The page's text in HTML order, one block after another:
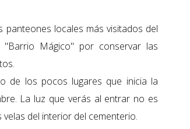
locales más visitados del
"Barrio Mágico" por conservar las
de los pocos lugares que inicia la
La luz que verás al entrar no es
del interior del cementerio.